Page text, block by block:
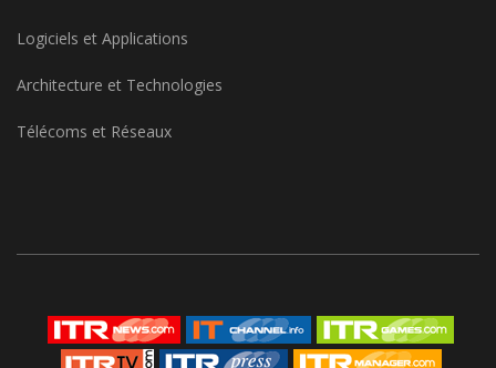
Logiciels et Applications
Architecture et Technologies
Télécoms et Réseaux